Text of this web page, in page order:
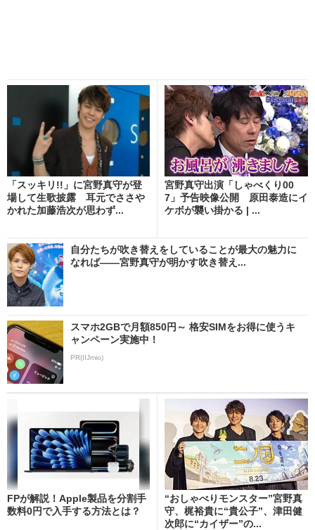
「スッキリ!!」に宮野真守が登
場して生歌披露 耳元でささや
かれた加藤浩次が思わず...
宮野真守出演「しゃべくり00
7」予告映像公開 原田泰造にイ
ケボが襲い掛かる | ...
自分たちが吹き替えをしていることが最大の魅力に
なれば――宮野真守が明かす吹き替え...
スマホ2GBで月額850円～ 格安SIMをお得に使うキ
ャンペーン実施中！
PR(IIJmio)
FPが解説！Apple製品を分割手
数料0円で入手する方法とは？
“おしゃべりモンスター”宮野真
守、梶裕貴に“貴公子”、津田健
次郎に“カイザー”の...